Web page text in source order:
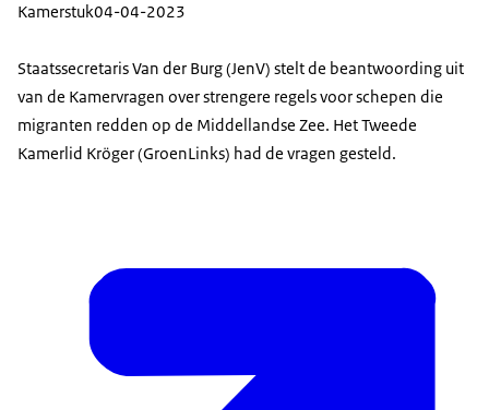
Kamerstuk04-04-2023
Staatssecretaris Van der Burg (JenV) stelt de beantwoording uit
van de Kamervragen over strengere regels voor schepen die
migranten redden op de Middellandse Zee. Het Tweede
Kamerlid Kröger (GroenLinks) had de vragen gesteld.